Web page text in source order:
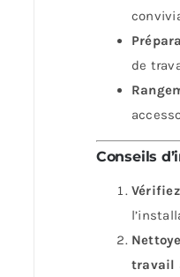
de
Conseils
travail